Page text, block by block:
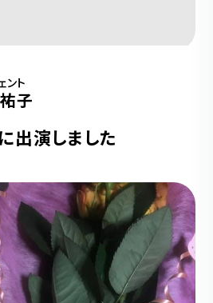
ント
子
出演しました